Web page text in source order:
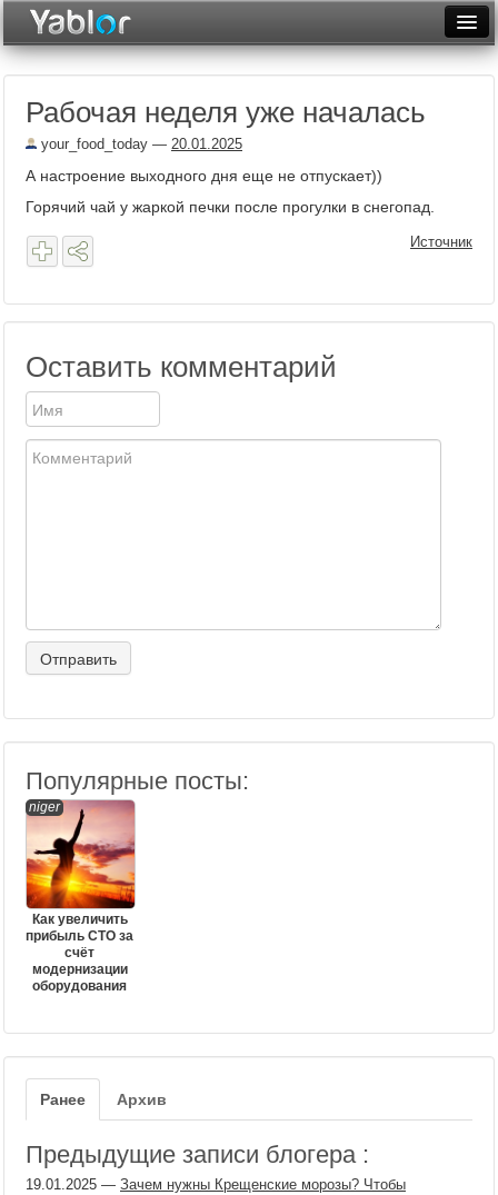
Неделя
Месяц
Рабочая неделя уже началась
your_food_today — 20.01.2025
А настроение выходного дня еще не отпускает))
Горячий чай у жаркой печки после прогулки в снегопад.
Источник
Оставить комментарий
Популярные посты:
niger
Как увеличить
прибыль СТО за
счёт
модернизации
оборудования
Ранее Архив
Предыдущие записи блогера :
19.01.2025 — Зачем нужны Крещенские морозы? Чтобы